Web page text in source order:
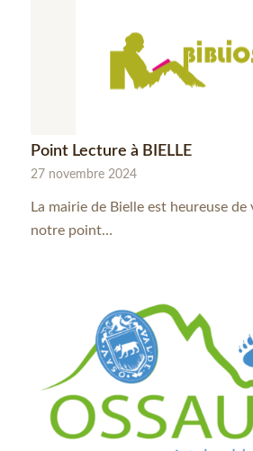
Point Lecture à BIELLE
27 novembre 2024
La mairie de Bielle est heureuse
notre point…